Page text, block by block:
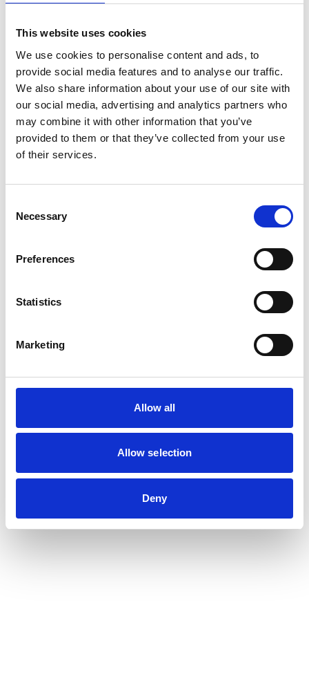
This website uses cookies
We use cookies to personalise content and ads, to
provide social media features and to analyse our traffic.
We also share information about your use of our site with
our social media, advertising and analytics partners who
may combine it with other information that you’ve
provided to them or that they’ve collected from your use
of their services.
Selection
Necessary
Preferences
Statistics
Marketing
Allow all
Allow selection
Deny
Typ
Beteckning SW-22FW
Bredd (mm) 345
Längd (mm) 495
Höjd (mm) 527
IP-klass